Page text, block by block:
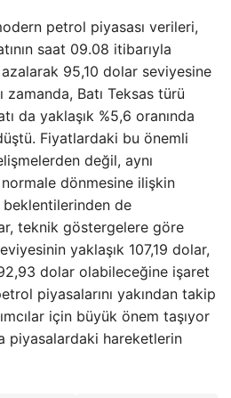
petrol piyasası verileri,
saat 09.08 itibarıyla
azalarak 95,10 dolar seviyesine
Batı Teksas türü
da yaklaşık %5,6 oranında
Fiyatlardaki bu önemli
değil, aynı
normale dönmesine ilişkin
de
teknik göstergelere göre
yaklaşık 107,19 dolar,
dolar olabileceğine işaret
piyasalarını yakından takip
için büyük önem taşıyor
piyasalardaki hareketlerin